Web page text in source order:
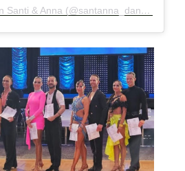
Ein Beitrag geteilt von Santi & Anna (@santanna_dance)